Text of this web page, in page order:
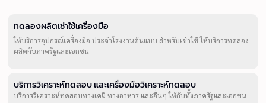
ทดลองผลิตเช่าใช้เครื่องมือ
ให้บริการอุปกรณ์เครื่องมือ ประจำโรงงานต้นแบบ สำหรับเช่าใช้ ให้บริการทดลอง
ผลิตกับภาครัฐและเอกชน
บริการวิเคราะห์ทดสอบ และเครื่องมือวิเคราะห์ทดสอบ
บริการวิเคราะห์ทดสอบทางเคมี ทางอาหาร และอื่นๆ ให้กับทั้งภาครัฐและเอกชน